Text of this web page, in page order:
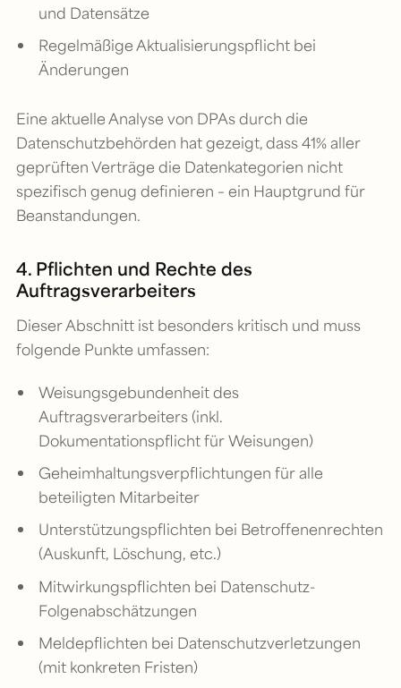
und Datensätze
Regelmäßige Aktualisierungspflicht bei
Änderungen
Eine aktuelle Analyse von DPAs durch die
Datenschutzbehörden hat gezeigt, dass 41% aller
geprüften Verträge die Datenkategorien nicht
spezifisch genug definieren – ein Hauptgrund für
Beanstandungen.
4. Pflichten und Rechte des
Auftragsverarbeiters
Dieser Abschnitt ist besonders kritisch und muss
folgende Punkte umfassen:
Weisungsgebundenheit des
Auftragsverarbeiters (inkl.
Dokumentationspflicht für Weisungen)
Geheimhaltungsverpflichtungen für alle
beteiligten Mitarbeiter
Unterstützungspflichten bei Betroffenenrechten
(Auskunft, Löschung, etc.)
Mitwirkungspflichten bei Datenschutz-
Folgenabschätzungen
Meldepflichten bei Datenschutzverletzungen
(mit konkreten Fristen)